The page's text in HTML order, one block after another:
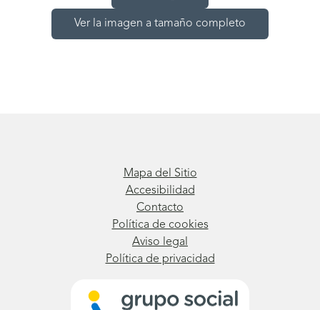
Ver la imagen a tamaño completo
Mapa del Sitio
Accesibilidad
Contacto
Política de cookies
Aviso legal
Política de privacidad